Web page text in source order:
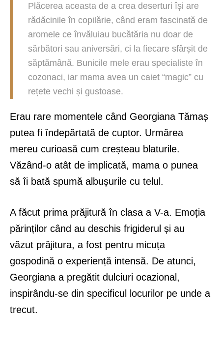
Plăcerea aceasta de a crea deserturi își are
rădăcinile în copilărie, când eram fascinată de
aromele ce învăluiau bucătăria nu doar de
sărbători sau aniversări, ci la fiecare sfârșit de
săptămână. Bunicile mele erau specialiste în
cozonaci, iar mama avea un caiet “magic” cu
rețete vechi și gustoase.
Erau rare momentele când Georgiana Tămaș
putea fi îndepărtată de cuptor. Urmărea
mereu curioasă cum creșteau blaturile.
Văzând-o atât de implicată, mama o punea
să îi bată spumă albușurile cu telul.
A făcut prima prăjitură în clasa a V-a. Emoția
părinților când au deschis frigiderul și au
văzut prăjitura, a fost pentru micuța
gospodină o experiență intensă. De atunci,
Georgiana a pregătit dulciuri ocazional,
inspirându-se din specificul locurilor pe unde a
trecut.